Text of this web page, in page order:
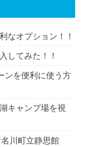
なオプション！！
してみた！！
ンを便利に使う方
キャンプ場を視
川町立静思館